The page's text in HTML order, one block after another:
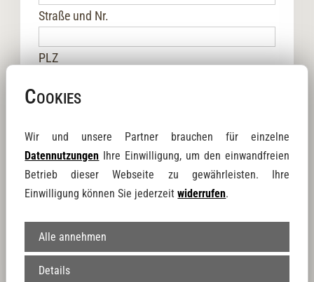
Straße und Nr.
PLZ
Ort
Telefon
Nachricht
Cookies
Wir und unsere Partner brauchen für einzelne
Datennutzungen Ihre Einwilligung, um den einwandfreien
Betrieb dieser Webseite zu gewährleisten. Ihre
Einwilligung können Sie jederzeitwiderrufen.
Alle annehmen
Details